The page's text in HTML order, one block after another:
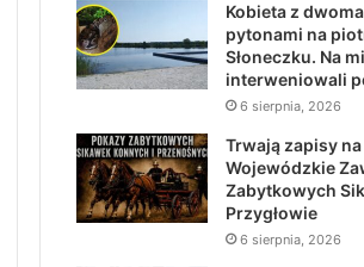
Kobieta z dwoma
pytonami na
Słoneczku. Na
interweniowali
6 sierpnia, 2026
Trwają zapisy na
Wojewódzkie
Zabytkowych
Przygłowie
6 sierpnia, 2026